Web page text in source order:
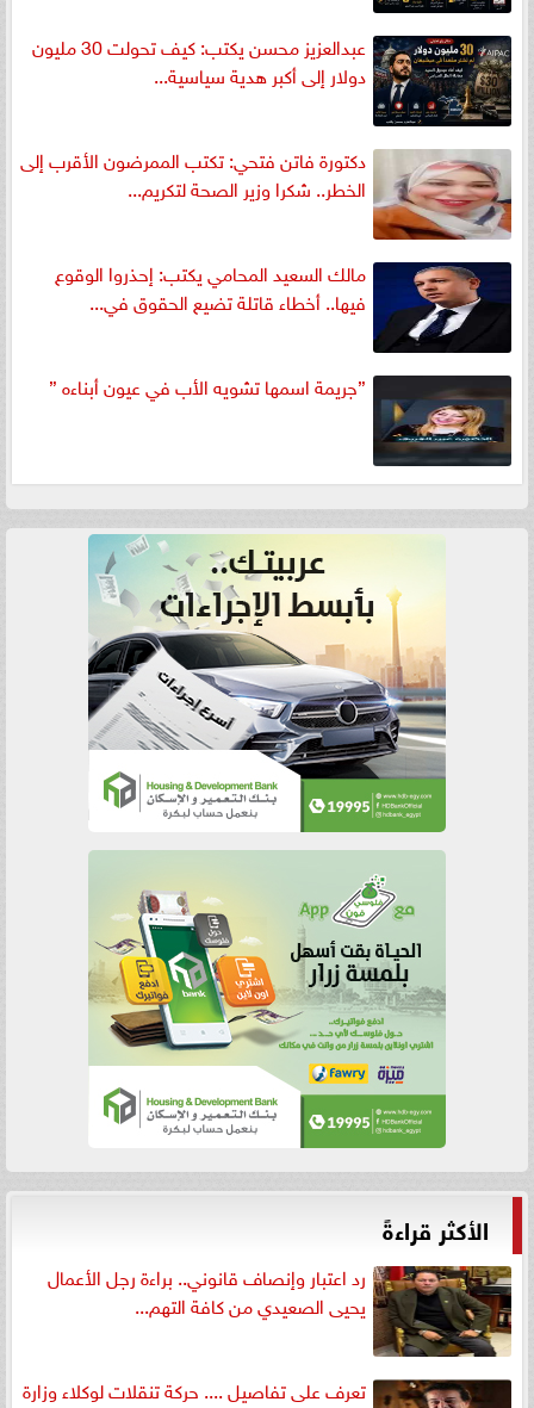
عبدالعزيز محسن يكتب: كيف تحولت 30 مليون
دولار إلى أكبر هدية سياسية...
دكتورة فاتن فتحي: تكتب الممرضون الأقرب إلى
الخطر.. شكرا وزير الصحة لتكريم...
مالك السعيد المحامي يكتب: إحذروا الوقوع
فيها.. أخطاء قاتلة تضيع الحقوق في...
”جريمة اسمها تشويه الأب في عيون أبناءه ”
الأكثر قراءةً
رد اعتبار وإنصاف قانوني.. براءة رجل الأعمال
يحيى الصعيدي من كافة التهم...
تعرف على تفاصيل .... حركة تنقلات لوكلاء وزارة